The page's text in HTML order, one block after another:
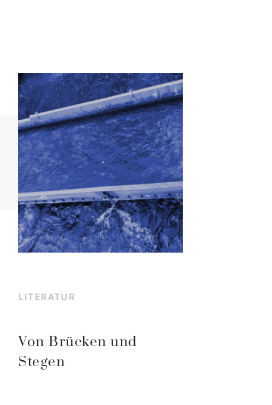
LITERATUR
Von Brücken und
Stegen